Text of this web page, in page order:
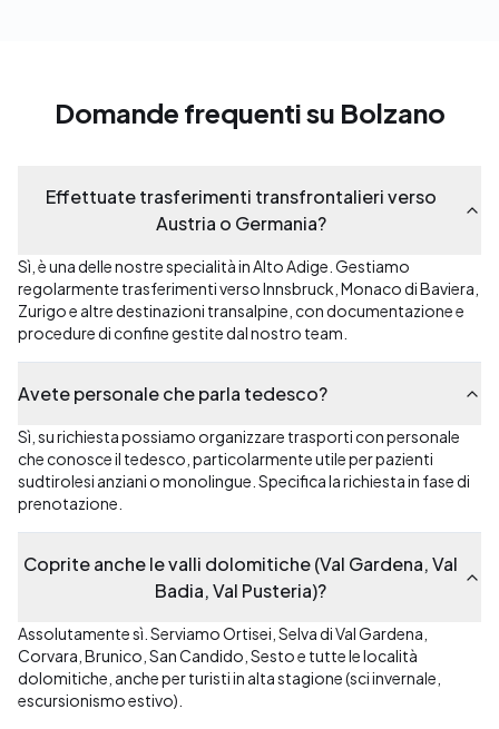
Domande frequenti su Bolzano
Effettuate trasferimenti transfrontalieri verso
Austria o Germania?
Sì, è una delle nostre specialità in Alto Adige. Gestiamo
regolarmente trasferimenti verso Innsbruck, Monaco di Baviera,
Zurigo e altre destinazioni transalpine, con documentazione e
procedure di confine gestite dal nostro team.
Avete personale che parla tedesco?
Sì, su richiesta possiamo organizzare trasporti con personale
che conosce il tedesco, particolarmente utile per pazienti
sudtirolesi anziani o monolingue. Specifica la richiesta in fase di
prenotazione.
Coprite anche le valli dolomitiche (Val Gardena, Val
Badia, Val Pusteria)?
Assolutamente sì. Serviamo Ortisei, Selva di Val Gardena,
Corvara, Brunico, San Candido, Sesto e tutte le località
dolomitiche, anche per turisti in alta stagione (sci invernale,
escursionismo estivo).